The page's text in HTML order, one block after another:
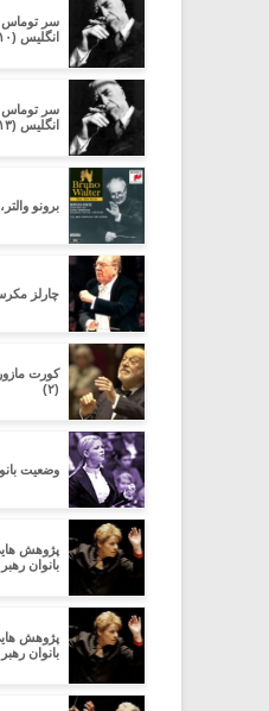
سر توماس
انگلیس (۱۰)
سر توماس
انگلیس (۱۳)
برونو
چارلز
کورت
(۲)
وضعیت
پژوهش
بانوان
پژوهش
بانوان